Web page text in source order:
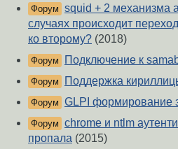
Форум squid + 2 механизма
случаях происходит
ко второму? (2018)
Форум Подключение к
Форум Поддержка
Форум GLPI формирование
Форум chrome и ntlm
пропала (2015)